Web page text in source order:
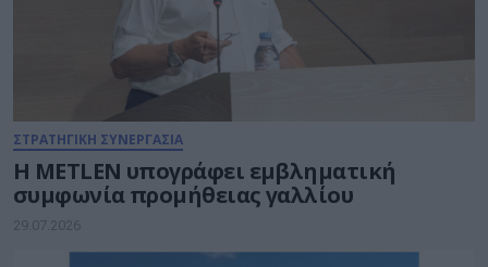
ΣΤΡΑΤΗΓΙΚΗ ΣΥΝΕΡΓΑΣΙΑ
Η METLEN υπογράφει εμβληματική
συμφωνία προμήθειας γαλλίου
29.07.2026